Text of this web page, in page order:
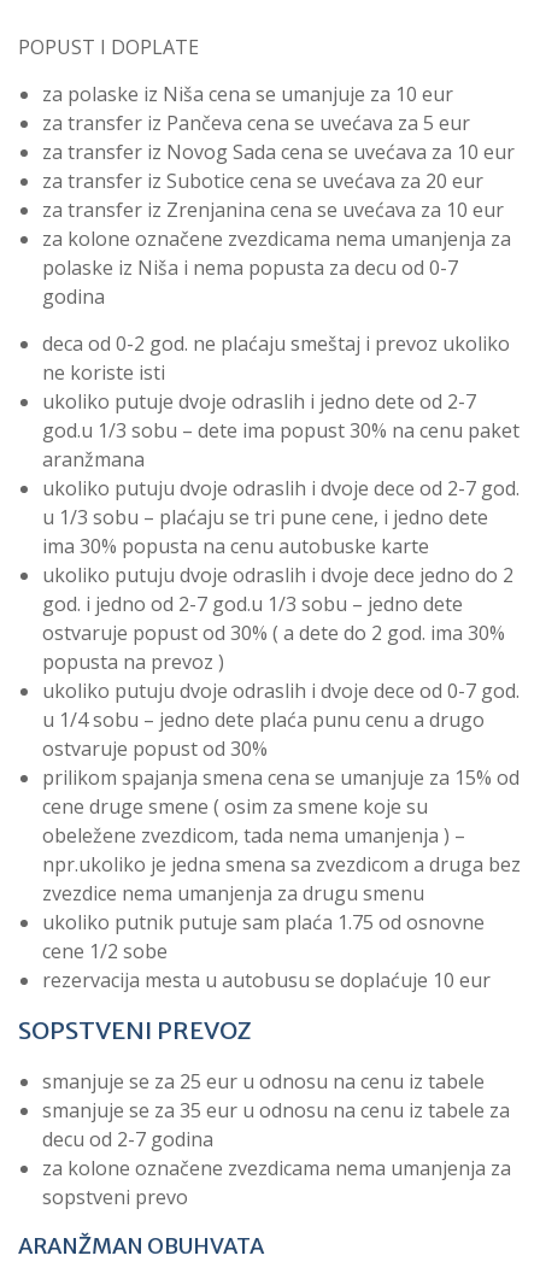
POPUST I DOPLATE
za polaske iz Niša cena se umanjuje za 10 eur
za transfer iz Pančeva cena se uvećava za 5 eur
za transfer iz Novog Sada cena se uvećava za 10 eur
za transfer iz Subotice cena se uvećava za 20 eur
za transfer iz Zrenjanina cena se uvećava za 10 eur
za kolone označene zvezdicama nema umanjenja za
polaske iz Niša i nema popusta za decu od 0-7
godina
deca od 0-2 god. ne plaćaju smeštaj i prevoz ukoliko
ne koriste isti
ukoliko putuje dvoje odraslih i jedno dete od 2-7
god.u 1/3 sobu – dete ima popust 30% na cenu paket
aranžmana
ukoliko putuju dvoje odraslih i dvoje dece od 2-7 god.
u 1/3 sobu – plaćaju se tri pune cene, i jedno dete
ima 30% popusta na cenu autobuske karte
ukoliko putuju dvoje odraslih i dvoje dece jedno do 2
god. i jedno od 2-7 god.u 1/3 sobu – jedno dete
ostvaruje popust od 30% ( a dete do 2 god. ima 30%
popusta na prevoz )
ukoliko putuju dvoje odraslih i dvoje dece od 0-7 god.
u 1/4 sobu – jedno dete plaća punu cenu a drugo
ostvaruje popust od 30%
prilikom spajanja smena cena se umanjuje za 15% od
cene druge smene ( osim za smene koje su
obeležene zvezdicom, tada nema umanjenja ) –
npr.ukoliko je jedna smena sa zvezdicom a druga bez
zvezdice nema umanjenja za drugu smenu
ukoliko putnik putuje sam plaća 1.75 od osnovne
cene 1/2 sobe
rezervacija mesta u autobusu se doplaćuje 10 eur
SOPSTVENI PREVOZ
smanjuje se za 25 eur u odnosu na cenu iz tabele
smanjuje se za 35 eur u odnosu na cenu iz tabele za
decu od 2-7 godina
za kolone označene zvezdicama nema umanjenja za
sopstveni prevo
ARANŽMAN OBUHVATA